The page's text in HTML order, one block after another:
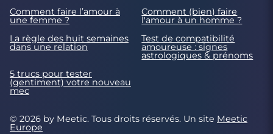
Comment faire l’amour à
une femme ?
Comment (bien) faire
l'amour à un homme ?
La règle des huit semaines
dans une relation
Test de compatibilité
amoureuse : signes
astrologiques & prénoms
5 trucs pour tester
(gentiment) votre nouveau
mec
© 2026 by Meetic. Tous droits réservés. Un site Meetic
Europe